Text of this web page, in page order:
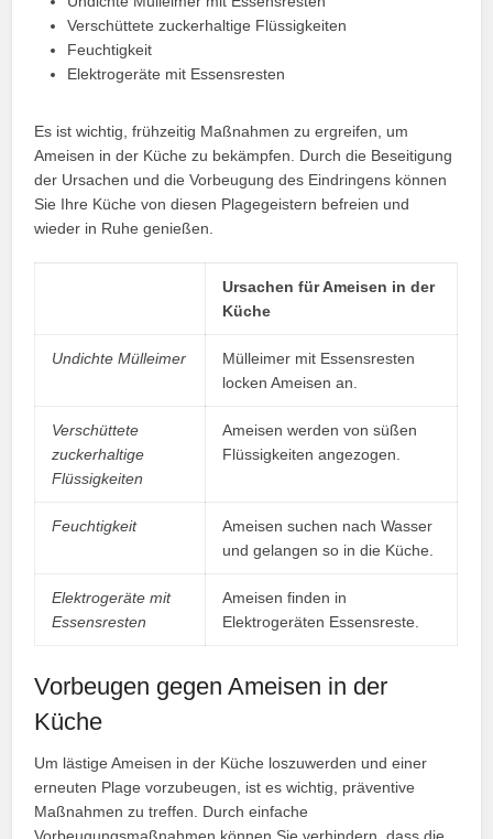
Verschüttete zuckerhaltige Flüssigkeiten
Feuchtigkeit
Elektrogeräte mit Essensresten
Es ist wichtig, frühzeitig Maßnahmen zu ergreifen, um
Ameisen in der Küche zu bekämpfen. Durch die Beseitigung
der Ursachen und die Vorbeugung des Eindringens können
Sie Ihre Küche von diesen Plagegeistern befreien und
wieder in Ruhe genießen.
Ursachen für Ameisen in der
Küche
Undichte Mülleimer
Mülleimer mit Essensresten
locken Ameisen an.
Verschüttete
zuckerhaltige
Flüssigkeiten
Ameisen werden von süßen
Flüssigkeiten angezogen.
Feuchtigkeit
Ameisen suchen nach Wasser
und gelangen so in die Küche.
Elektrogeräte mit
Essensresten
Ameisen finden in
Elektrogeräten Essensreste.
Vorbeugen gegen Ameisen in der
Küche
Um lästige Ameisen in der Küche loszuwerden und einer
erneuten Plage vorzubeugen, ist es wichtig, präventive
Maßnahmen zu treffen. Durch einfache